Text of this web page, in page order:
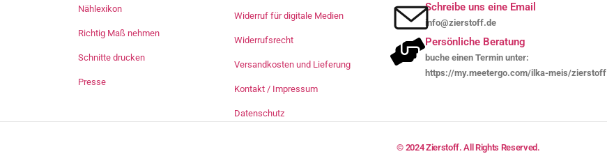
Nählexikon
Richtig Maß nehmen
Schnitte drucken
Presse
Widerruf für digitale Medien
Widerrufsrecht
Versandkosten und Lieferung
Kontakt / Impressum
Datenschutz
Schreibe uns eine Email
info@zierstoff.de
Persönliche Beratung
buche einen Termin unter:
https://my.meetergo.com/ilka-meis/zierstoff
© 2024 Zierstoff. All Rights Reserved.